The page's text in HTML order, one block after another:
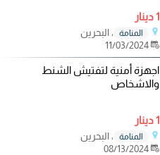
1 دينار
المنامة
، البحرين
11/03/2024
اجهزة أمنية لتفتيش الشنط
والاشخاص
1 دينار
المنامة
، البحرين
08/13/2024